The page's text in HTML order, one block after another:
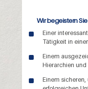
Wir begeistern Sie
Einer
Tätigkeit in
Einem
Hierarchien
Einem